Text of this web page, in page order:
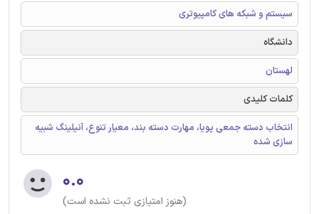
سیستم و شبکه های کامپیوتری
دانشگاه
لهستان
کلمات کلیدی
انتخاب دسته جمعی پویا، مهارت دسته بند، معیار تنوع، آنیلینگ شبیه
سازی شده
۰.۰
(هنوز امتیازی ثبت نشده است)